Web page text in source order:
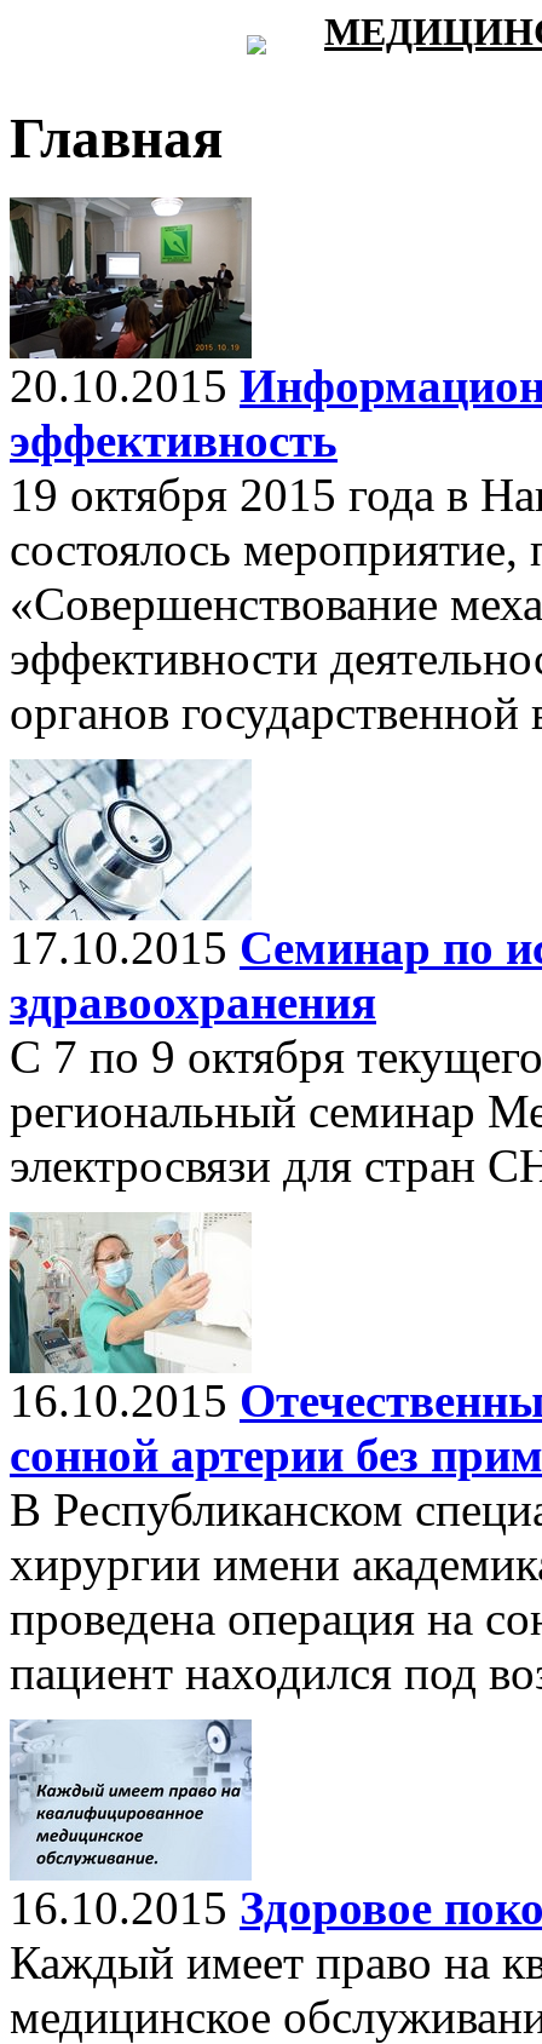
Главная
20.10.2015
эффективность
19 октября 2015 года в
состоялось
«Совершенствование
эффективности
органов
17.10.2015 Семинар по
здравоохранения
С 7 по 9 октября
региональный семинар
электросвязи для стран
16.10.2015
сонной артерии без
В Республиканском
хирургии имени
проведена операция на
пациент находился под
16.10.2015 Здоровое
Каждый имеет право на
медицинское